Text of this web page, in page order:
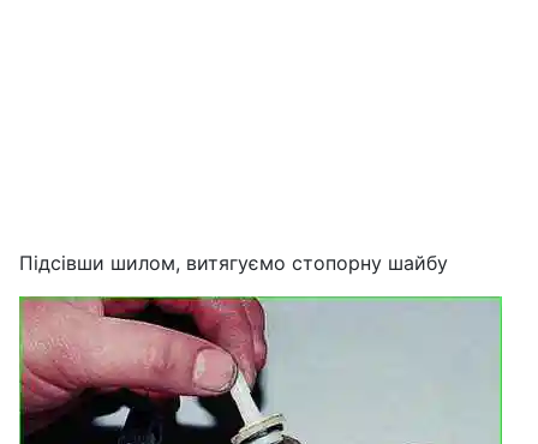
Підсівши шилом, витягуємо стопорну шайбу